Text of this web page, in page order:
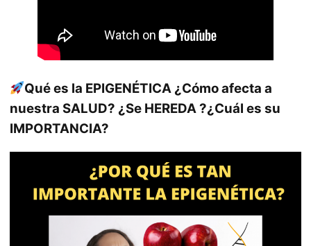
Qué es la EPIGENÉTICA ¿Cómo afecta a
nuestra SALUD? ¿Se HEREDA ?¿Cuál es su
IMPORTANCIA?